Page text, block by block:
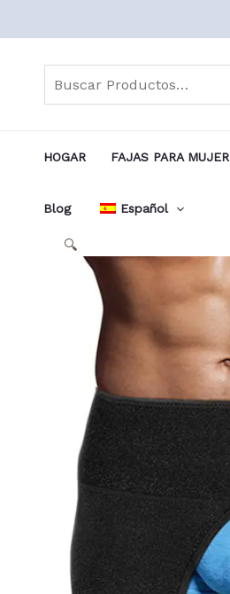
HOGAR FAJAS PARA MUJER
Blog Español
🔍